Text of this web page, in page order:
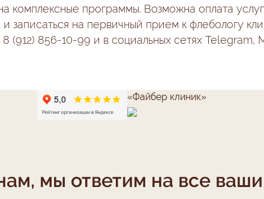
комплексные программы. Возможна оплата услуг
записаться на первичный прием к флебологу
(912) 856-10-99 и в социальных сетях Telegram,
«Файбер клиник»
мы ответим на все